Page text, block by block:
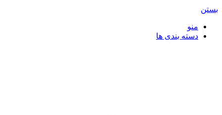
بستن
منو
دسته بندی ها